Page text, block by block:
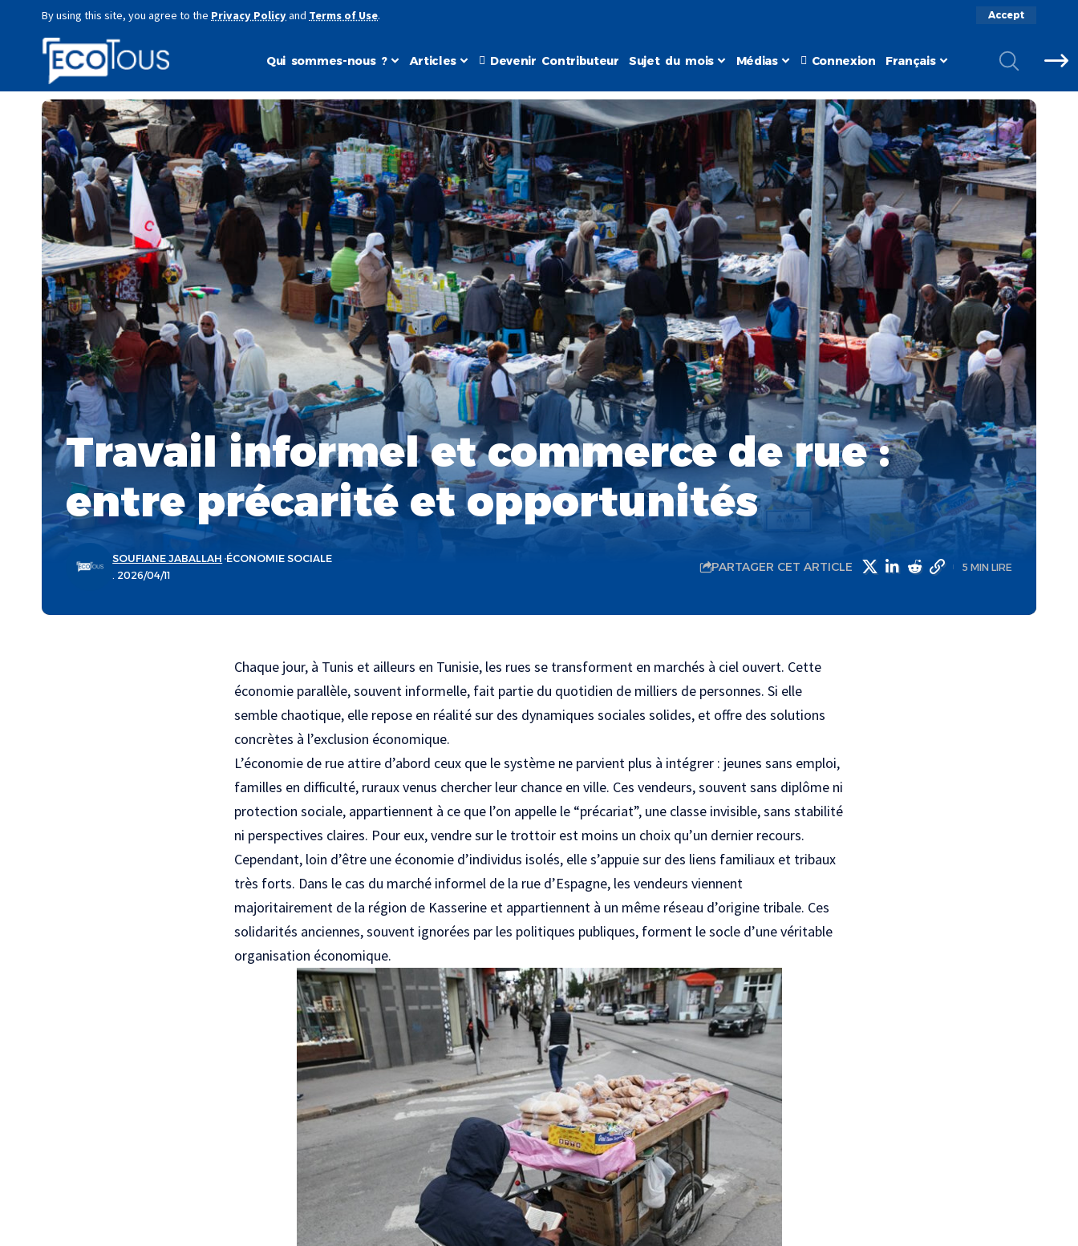
By using this site, you agree to the Privacy Policyand Terms of Use. Accept
Qui sommes-nous ? Articles Devenir Contributeur Sujet du mois Médias Connexion Français
Travail informel et commerce de rue :
entre précarité et opportunités
. 2026/04/11
SOUFIANE JABALLAH ÉCONOMIE SOCIALE
PARTAGER CET ARTICLE 5 MIN LIRE
Chaque jour, à Tunis et ailleurs en Tunisie, les rues se transforment en marchés à ciel ouvert. Cette
économie parallèle, souvent informelle, fait partie du quotidien de milliers de personnes. Si elle
semble chaotique, elle repose en réalité sur des dynamiques sociales solides, et offre des solutions
concrètes à l’exclusion économique.
L’économie de rue attire d’abord ceux que le système ne parvient plus à intégrer : jeunes sans emploi,
familles en difficulté, ruraux venus chercher leur chance en ville. Ces vendeurs, souvent sans diplôme ni
protection sociale, appartiennent à ce que l’on appelle le “précariat”, une classe invisible, sans stabilité
ni perspectives claires. Pour eux, vendre sur le trottoir est moins un choix qu’un dernier recours.
Cependant, loin d’être une économie d’individus isolés, elle s’appuie sur des liens familiaux et tribaux
très forts. Dans le cas du marché informel de la rue d’Espagne, les vendeurs viennent
majoritairement de la région de Kasserine et appartiennent à un même réseau d’origine tribale. Ces
solidarités anciennes, souvent ignorées par les politiques publiques, forment le socle d’une véritable
organisation économique.